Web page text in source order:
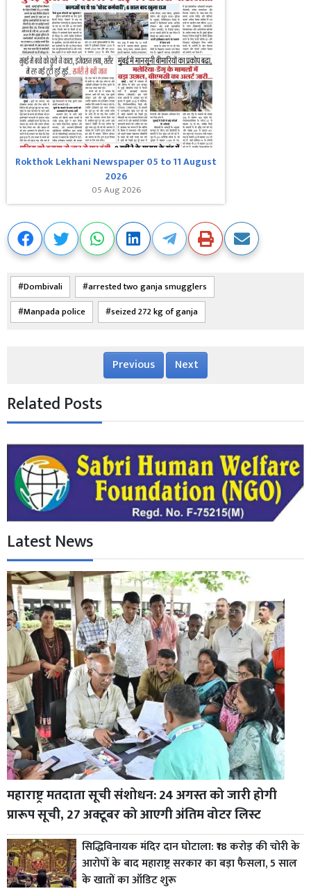
Rokthok Lekhani Newspaper 05 to 11 August
2026
05 Aug 2026
Dombivali
arrested two ganja smugglers
Manpada police
seized 272 kg of ganja
Previous Next
Related Posts
Latest News
महाराष्ट्र मतदाता सूची संशोधन: 24 अगस्त को जारी होगी
प्रारूप सूची, 27 अक्टूबर को आएगी अंतिम वोटर लिस्ट
सिद्धिविनायक मंदिर दान घोटाला: ₹18 करोड़ की चोरी के
आरोपों के बाद महाराष्ट्र सरकार का बड़ा फैसला, 5 साल
के खातों का ऑडिट शुरू